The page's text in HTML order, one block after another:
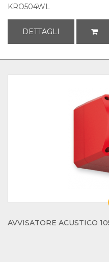
KRO504WL
DETTAGLI
AVVISATORE ACUSTICO